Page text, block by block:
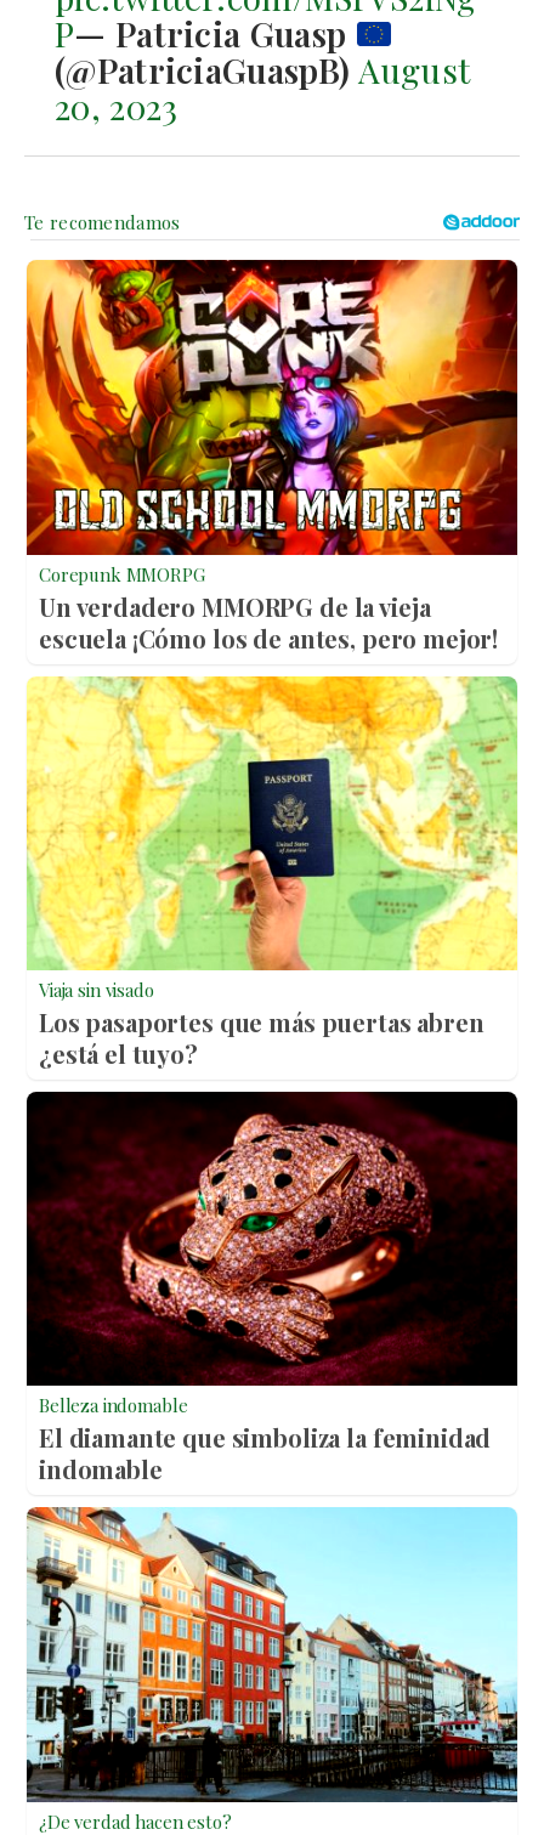
P— Patricia Guasp
(@PatriciaGuaspB) August
20, 2023
Corepunk MMORPG
Un verdadero MMORPG de la vieja
escuela ¡Cómo los de antes, pero mejor!
Viaja sin visado
Los pasaportes que más puertas abren
¿está el tuyo?
Belleza indomable
El diamante que simboliza la feminidad
indomable
¿De verdad hacen esto?